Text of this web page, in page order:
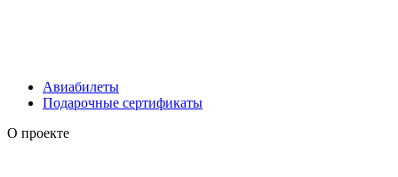
Авиабилеты
Подарочные сертификаты
О проекте